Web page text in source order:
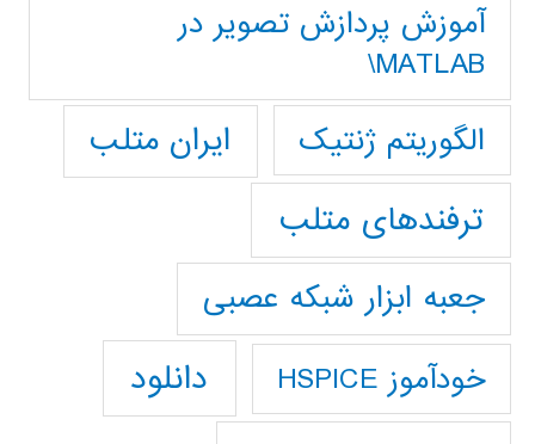
آموزش پردازش تصوير در
MATLAB\
الگوریتم ژنتیک
ایران متلب
ترفندهای متلب
جعبه ابزار شبکه عصبی
خودآموز HSPICE دانلود